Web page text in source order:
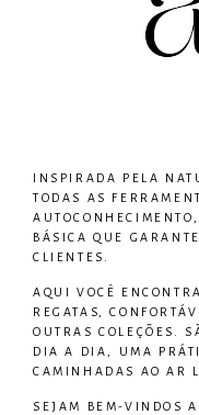
INSPIRADA PELA
TODAS AS
BÁSICA QUE
CLIENTES.
AQUI VOCÊ
REGATAS,
OUTRAS COLEÇÕES.
DIA A DIA, UMA
CAMINHADAS AO AR
SEJAM BEM-VINDOS